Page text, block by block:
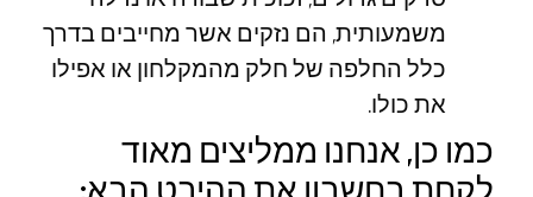
משמעותית, הם נזקים אשר מחייבים בדרך
כלל החלפה של חלק מהמקלחון או אפילו
את כולו.
כמו כן, אנחנו ממליצים מאוד